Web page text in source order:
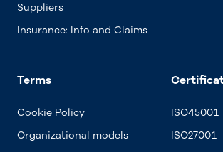
Suppliers
Insurance: Info and Claims
Terms
Cookie Policy
Organizational models
ISO45001
ISO27001